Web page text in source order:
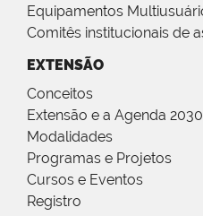
Equipamentos
Comitês institucionais de
EXTENSÃO
Conceitos
Extensão e a Agenda 2030
Modalidades
Programas e Projetos
Cursos e Eventos
Registro